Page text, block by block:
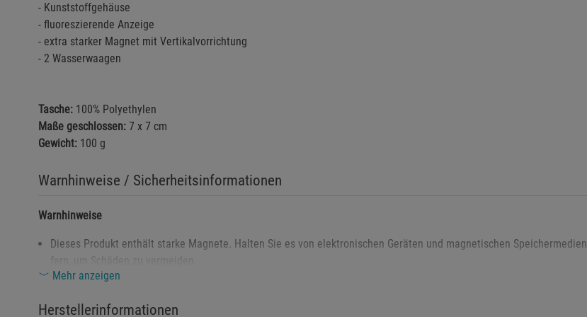
- Kunststoffgehäuse
- fluoreszierende Anzeige
- extra starker Magnet mit Vertikalvorrichtung
- 2 Wasserwaagen
Tasche: 100% Polyethylen
Maße geschlossen: 7 x 7 cm
Gewicht: 100 g
Warnhinweise / Sicherheitsinformationen
Warnhinweise
Dieses Produkt enthält starke Magnete. Halten Sie es von elektronischen Geräten und magnetischen Speichermedien
Von Personen mit Herzschrittmachern oder anderen medizinischen Implantaten fernhalten, da die Magnetfelder den
Betrieb beeinträchtigen können.
Mehr anzeigen
Herstellerinformationen